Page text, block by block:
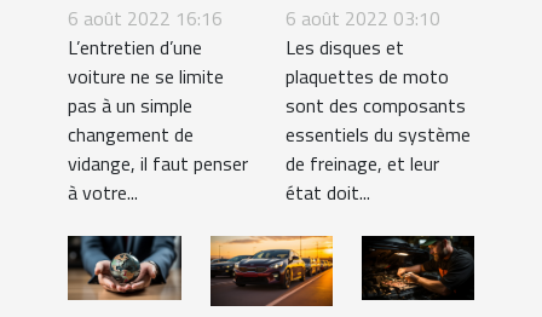
voiture ?
6 août 2022 16:16
L’entretien d’une
voiture ne se limite
pas à un simple
changement de
vidange, il faut penser
à votre...
frein et des
disques de frein
d'une moto
6 août 2022 03:10
Les disques et
plaquettes de moto
sont des composants
essentiels du système
de freinage, et leur
état doit...